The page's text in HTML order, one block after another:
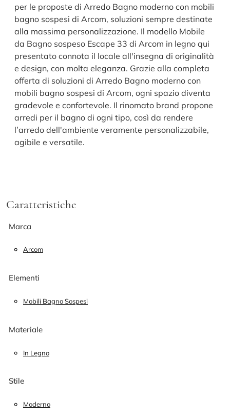
per le proposte di Arredo Bagno moderno con mobili
bagno sospesi di Arcom, soluzioni sempre destinate
alla massima personalizzazione. Il modello Mobile
da Bagno sospeso Escape 33 di Arcom in legno qui
presentato connota il locale all'insegna di originalità
e design, con molta eleganza. Grazie alla completa
offerta di soluzioni di Arredo Bagno moderno con
mobili bagno sospesi di Arcom, ogni spazio diventa
gradevole e confortevole. Il rinomato brand propone
arredi per il bagno di ogni tipo, così da rendere
l’arredo dell'ambiente veramente personalizzabile,
agibile e versatile.
Caratteristiche
Marca
Arcom
Elementi
Mobili Bagno Sospesi
Materiale
In Legno
Stile
Moderno